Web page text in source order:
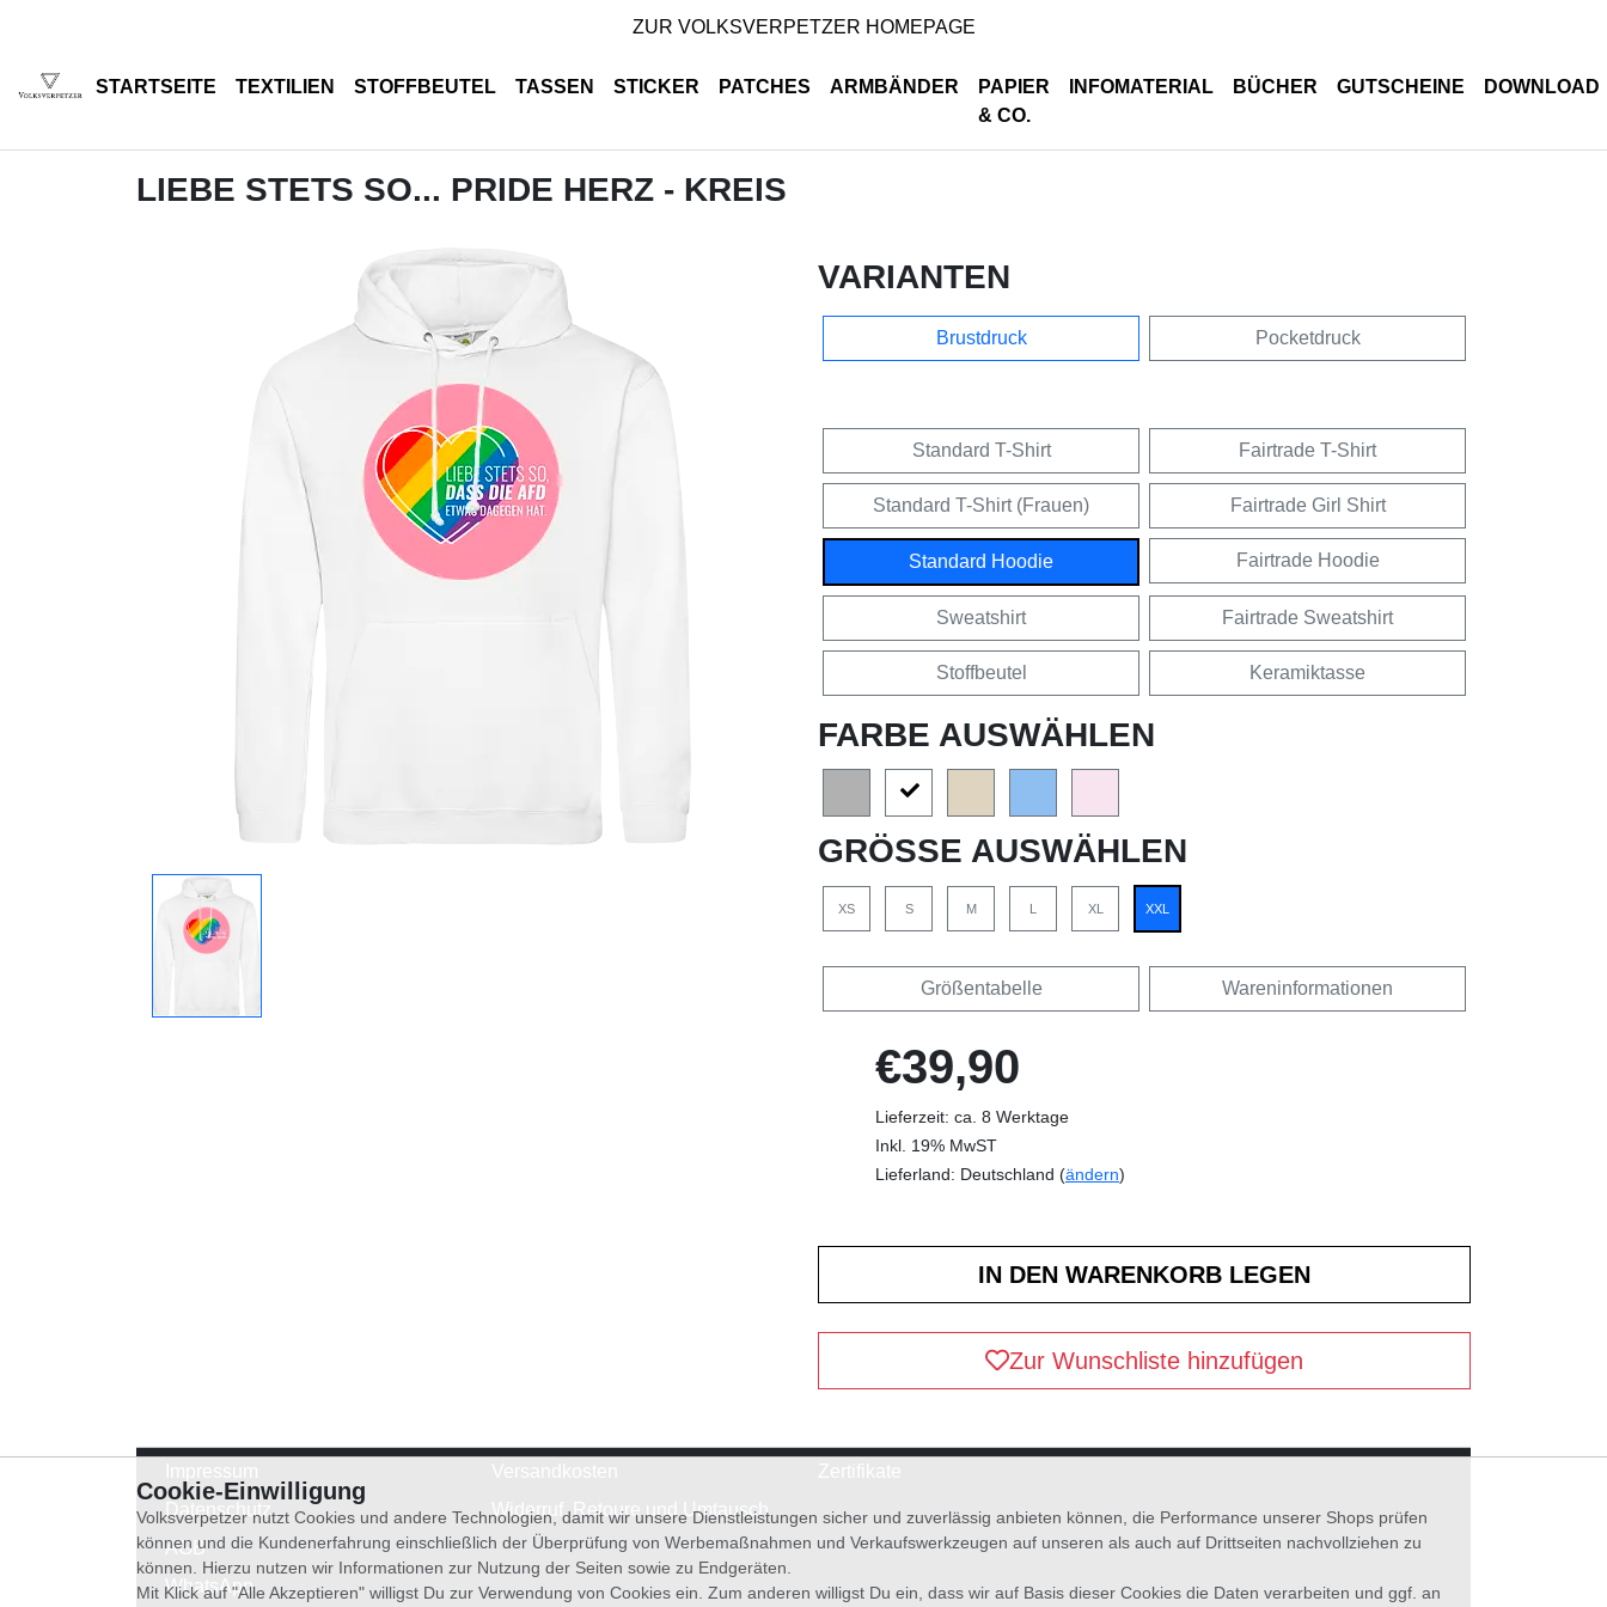
ZUR VOLKSVERPETZER HOMEPAGE
STARTSEITE TEXTILIEN STOFFBEUTEL TASSEN STICKER PATCHES ARMBÄNDER
PAPIER
& CO.
INFOMATERIAL BÜCHER GUTSCHEINE DOWNLOAD
LIEBE STETS SO... PRIDE HERZ - KREIS
VARIANTEN
Brustdruck Pocketdruck
Standard T-Shirt Fairtrade T-Shirt
Standard T-Shirt (Frauen) Fairtrade Girl Shirt
Standard Hoodie Fairtrade Hoodie
Sweatshirt Fairtrade Sweatshirt
Stoffbeutel Keramiktasse
FARBE AUSWÄHLEN
GRÖSSE AUSWÄHLEN
XS S M L XL XXL
Größentabelle Wareninformationen
€39,90
Lieferzeit: ca. 8 Werktage
Inkl. 19% MwST
Lieferland: Deutschland (ändern)
Zur Wunschliste hinzufügen
Datenschutz
AGB
WhatsApp
Widerruf, Retoure und Umtausch
Cookie-Einwilligung
Volksverpetzer nutzt Cookies und andere Technologien, damit wir unsere Dienstleistungen sicher und zuverlässig anbieten können, die Performance unserer Shops prüfen
können und die Kundenerfahrung einschließlich der Überprüfung von Werbemaßnahmen und Verkaufswerkzeugen auf unseren als auch auf Drittseiten nachvollziehen zu
können. Hierzu nutzen wir Informationen zur Nutzung der Seiten sowie zu Endgeräten.
Mit Klick auf "Alle Akzeptieren" willigst Du zur Verwendung von Cookies ein. Zum anderen willigst Du ein, dass wir auf Basis dieser Cookies die Daten verarbeiten und ggf. an